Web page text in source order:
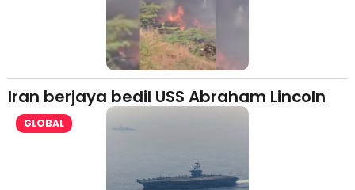
Iran berjaya bedil USS Abraham Lincoln
GLOBAL